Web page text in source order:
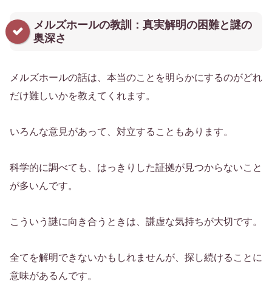
メルズホールの教訓：真実解明の困難と謎の
奥深さ
メルズホールの話は、本当のことを明らかにするのがどれ
だけ難しいかを教えてくれます。
いろんな意見があって、対立することもあります。
科学的に調べても、はっきりした証拠が見つからないこと
が多いんです。
こういう謎に向き合うときは、謙虚な気持ちが大切です。
全てを解明できないかもしれませんが、探し続けることに
意味があるんです。